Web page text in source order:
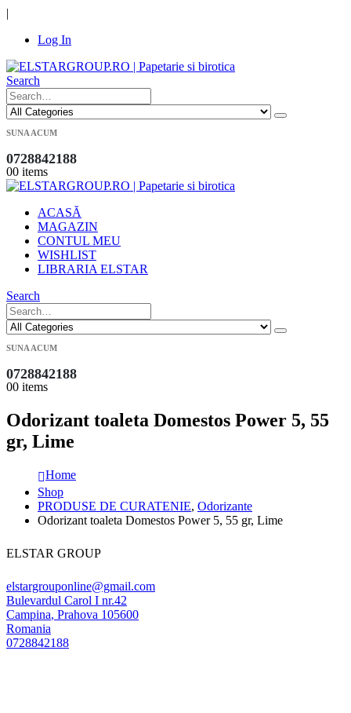
|
Log In
Search
SUNA ACUM
0728842188
00 items
ACASĂ
MAGAZIN
CONTUL MEU
WISHLIST
LIBRARIA ELSTAR
Search
SUNA ACUM
0728842188
00 items
Odorizant toaleta Domestos Power 5, 55
gr, Lime
Home
Shop
PRODUSE DE CURATENIE, Odorizante
Odorizant toaleta Domestos Power 5, 55 gr, Lime
ELSTAR GROUP
elstargrouponline@gmail.com
Bulevardul Carol I nr.42
Campina, Prahova 105600
Romania
0728842188